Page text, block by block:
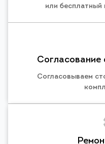
или бесплатный
Согласование
Согласовываем